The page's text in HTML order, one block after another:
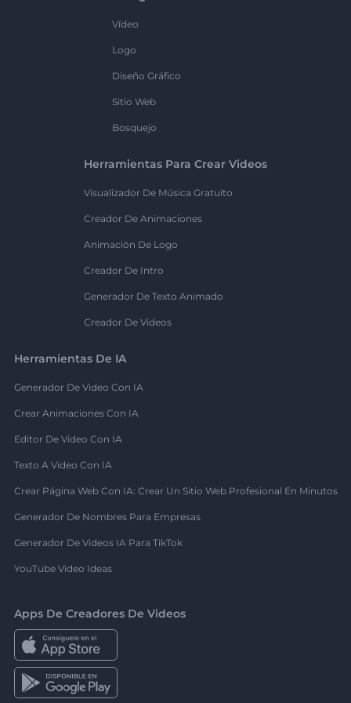
Vídeo
Logo
Diseño Gráfico
Sitio Web
Bosquejo
Herramientas Para Crear Videos
Visualizador De Música Gratuito
Creador De Animaciones
Animación De Logo
Creador De Intro
Generador De Texto Animado
Creador De Videos
Herramientas De IA
Generador De Video Con IA
Crear Animaciones Con IA
Editor De Video Con IA
Texto A Video Con IA
Crear Página Web Con IA: Crear Un Sitio Web Profesional En Minutos
Generador De Nombres Para Empresas
Generador De Videos IA Para TikTok
YouTube Video Ideas
Apps De Creadores De Videos